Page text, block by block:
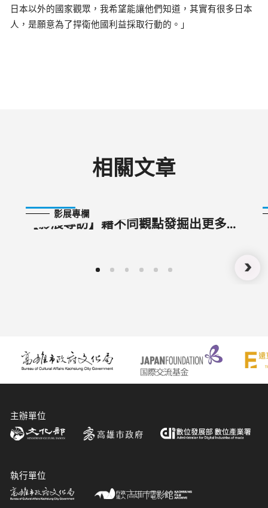
日本以外的國家觀眾，我希望能讓他們知道，其實有很多日本
人，是願意為了捍衛他國利益採取行動的。」
相關文章
影展專欄
【影展專訪】藉不同觀點發掘出更多新
主辦單位
執行單位